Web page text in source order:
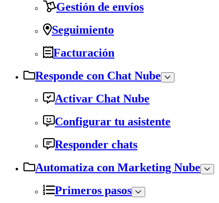
Gestión de envíos
Seguimiento
Facturación
Responde con Chat Nube
Activar Chat Nube
Configurar tu asistente
Responder chats
Automatiza con Marketing Nube
Primeros pasos